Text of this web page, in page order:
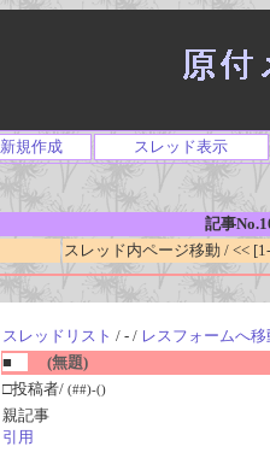
新規作成 スレッド表示
記事
スレッド内ページ移動 / <<
スレッドリスト / - / レスフォームへ移
■
(無題)
□投稿者/ (##)-()
親記事
引用